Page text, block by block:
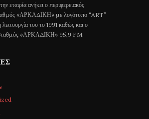
εταιρία ανήκει ο περιφερειακός
«ΑΡΚΑΔΙΚΗ» με λογότυπο “ART”
λειτουργία του το 1991 καθώς και ο
σταθμός «ΑΡΚΑΔΙΚΗ» 95,9 FM.